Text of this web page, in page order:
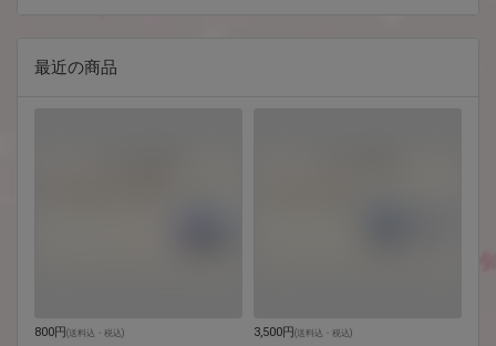
最近の商品
800円(送料込・税込) 3,500円(送料込・税込)